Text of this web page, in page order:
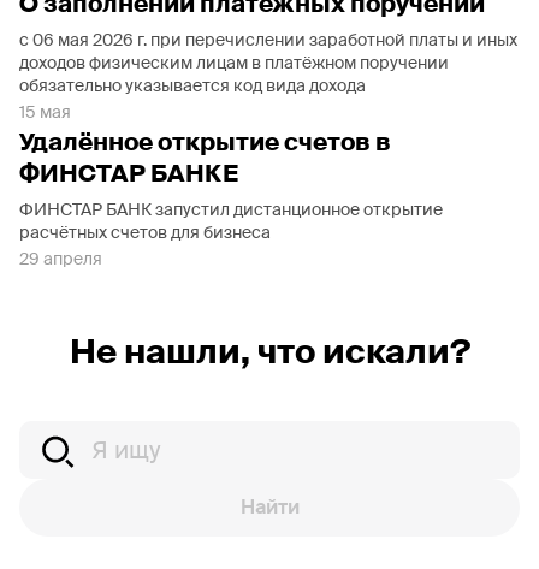
с 06 мая 2026 г. при перечислении заработной платы и иных
доходов физическим лицам в платёжном поручении
обязательно указывается код вида дохода
15 мая
Удалённое открытие счетов в
ФИНСТАР БАНКЕ
ФИНСТАР БАНК запустил дистанционное открытие
расчётных счетов для бизнеса
29 апреля
Не нашли, что искали?
Найти